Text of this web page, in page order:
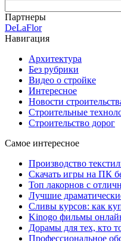
Партнеры
DeLaFlor
Навигация
Архитектура
Без рубрики
Видео о стройке
Интересное
Новости
Строительные
Строительство дорог
Самое интересное
Производство
Скачать игры на ПК
Топ лакорнов с
Лучшие
Сливы курсов: как
Kinogo фильмы
Дорамы для тех, кто
Профессиональное